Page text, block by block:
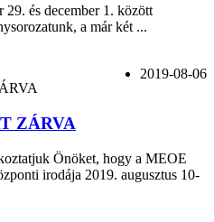
és december 1. között
a már két ...
2019-08-06
ZÁRVA
Önöket, hogy a MEOE
irodája 2019. augusztus 10-